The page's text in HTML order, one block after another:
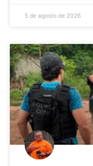
5 de agosto de 2026